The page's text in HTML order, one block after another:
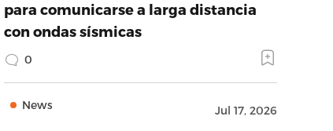
para comunicarse a larga distancia
con ondas sísmicas
0
News Jul 17, 2026